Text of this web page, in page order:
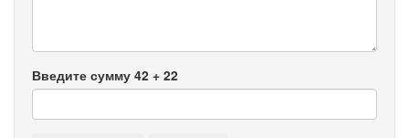
Введите сумму 42 + 22